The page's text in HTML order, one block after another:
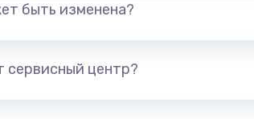
быть изменена?
сервисный центр?